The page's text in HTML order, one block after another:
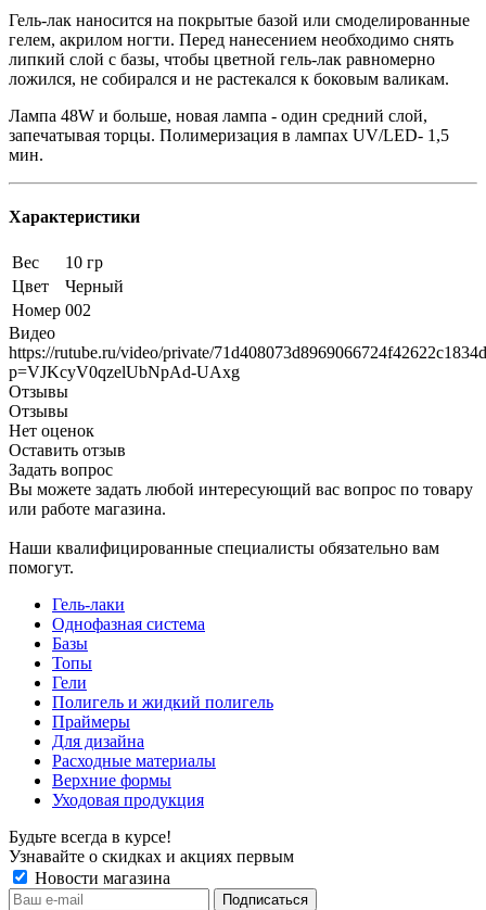
Гель-лак наносится на покрытые базой или смоделированные
гелем, акрилом ногти. Перед нанесением необходимо снять
липкий слой с базы, чтобы цветной гель-лак равномерно
ложился, не собирался и не растекался к боковым валикам.
Лампа 48W и больше, новая лампа - один средний слой,
запечатывая торцы. Полимеризация в лампах UV/LED- 1,5
мин.
Характеристики
Вес
10 гр
Цвет
Черный
Номер 002
Видео
https://rutube.ru/video/private/
p=VJKcyV0qzelUbNpAd-UAxg
Отзывы
Отзывы
Нет оценок
Оставить отзыв
Задать вопрос
Вы можете задать любой интересующий вас вопрос по товару
или работе магазина.
Наши квалифицированные специалисты обязательно вам
помогут.
Гель-лаки
Однофазная система
Базы
Топы
Гели
Полигель и жидкий полигель
Праймеры
Для дизайна
Расходные материалы
Верхние формы
Уходовая продукция
Будьте всегда в курсе!
Узнавайте о скидках и акциях первым
Новости магазина